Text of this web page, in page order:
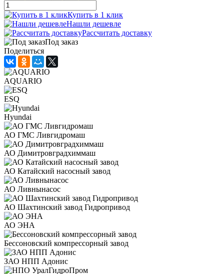
Купить в 1 клик
Нашли дешевле
Рассчитать доставку
Под заказ
Поделиться
AQUARIO
ESQ
Hyundai
АО ГМС Ливгидромаш
АО Димитровградхиммаш
АО Катайский насосный завод
АО Ливнынасос
АО Шахтинский завод Гидропривод
АО ЭНА
Бессоновский компрессорный завод
ЗАО НПП Адонис